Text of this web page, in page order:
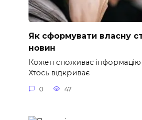
Як сформувати власну
новин
Кожен споживає
Хтось відкриває
0 47